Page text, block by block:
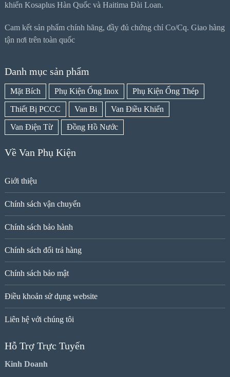
khiển Kosaplus Hàn Quốc và Haitima Đài Loan.
Cam kết sản phẩm chính hãng, đầy đủ chứng chỉ Co/Cq. Giao hàng
tận nơi trên toàn quốc
Danh mục sản phẩm
Mặt Bích Phụ Kiện Ống Inox Phụ Kiện Ống Thép
Thiết Bị PCCC Van Bi Van Điều Khiển
Van Điện Từ Đồng Hồ Nước
Về Van Phụ Kiện
Giới thiệu
Chính sách vận chuyển
Chính sách bảo hành
Chính sách đổi trả hàng
Chính sách bảo mật
Điều khoản sử dụng website
Liên hệ với chúng tôi
Hỗ Trợ Trực Tuyến
Kinh Doanh